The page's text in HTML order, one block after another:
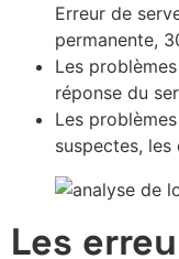
Erreur de
permanente,
Les
réponse du
Les
suspectes,
Les